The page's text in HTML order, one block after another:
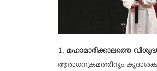
1. മഹാമാരിക്കാലത്തെ
ആരാധനക്രമത്തിനും